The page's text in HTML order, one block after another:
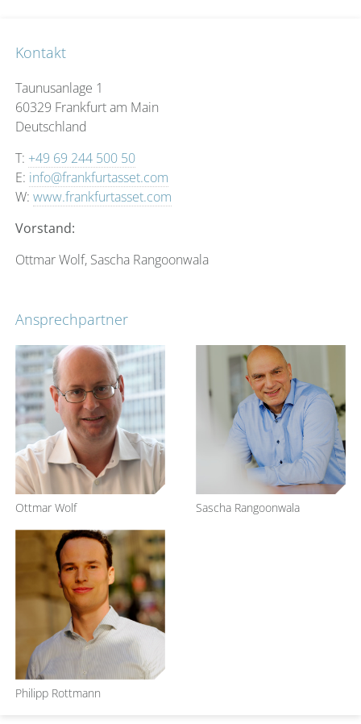
Kontakt
Taunusanlage 1
60329 Frankfurt am Main
Deutschland
T: +49 69 244 500 50
E: info@frankfurtasset.com
W:www.frankfurtasset.com
Vorstand:
Ottmar Wolf, Sascha Rangoonwala
Ansprechpartner
Ottmar Wolf Sascha Rangoonwala
Philipp Rottmann